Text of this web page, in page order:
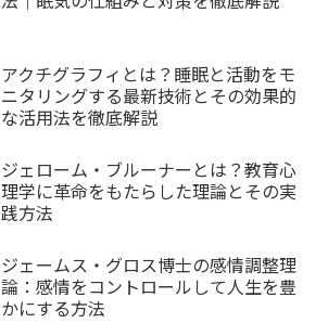
アクチグラフィとは？睡眠と活動をモ
ニタリングする最新技術とその効果的
な活用法を徹底解説
ジェローム・ブルーナーとは？教育心
理学に革命をもたらした理論とその実
践方法
ジェームス・グロス博士の感情調整理
論：感情をコントロールして人生を豊
かにする方法